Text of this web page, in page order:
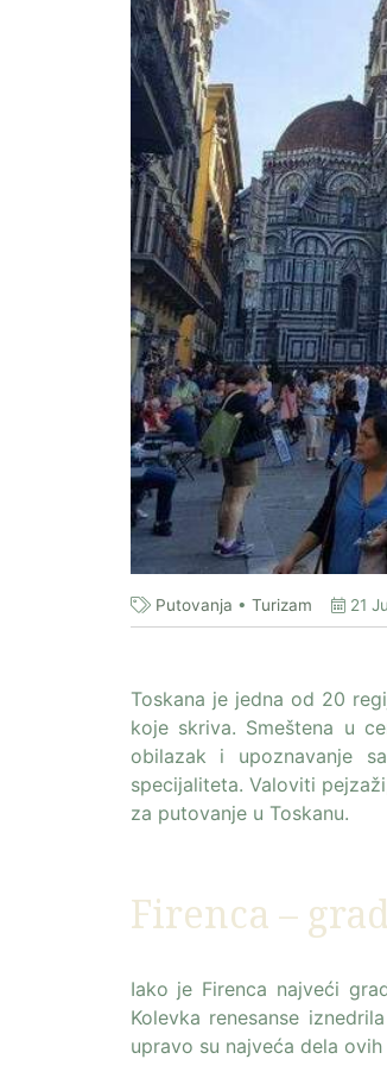
Putovanja • Turizam 21
Toskana je jedna od 20
koje skriva. Smeštena u
obilazak i upoznavanje
specijaliteta. Valoviti
za putovanje u Toskanu.
Firenca –
Iako je Firenca najveći
Kolevka renesanse
upravo su najveća dela